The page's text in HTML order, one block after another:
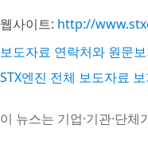
웹사이트: http://
보도자료 연락처와 원문
STX엔진 전체 보도자료
이 뉴스는 기업·기관·단